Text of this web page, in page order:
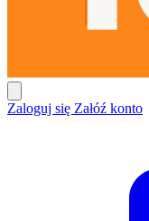
Zaloguj się Załóź konto